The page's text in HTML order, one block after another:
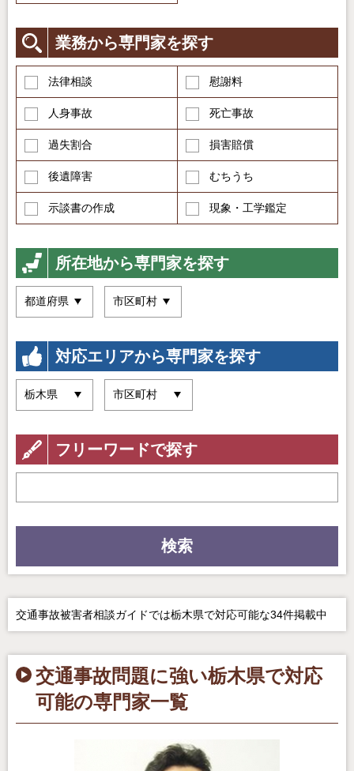
業務から専門家を探す
法律相談 慰謝料
人身事故 死亡事故
過失割合 損害賠償
後遺障害 むちうち
示談書の作成 現象・工学鑑定
所在地から専門家を探す
対応エリアから専門家を探す
フリーワードで探す
検索
交通事故被害者相談ガイドでは栃木県で対応可能な34件掲載中
交通事故問題に強い栃木県で対応
可能の専門家一覧